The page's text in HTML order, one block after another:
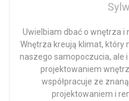
Uwielbiam dbać o wnętrza i
Wnętrza kreują klimat, który
naszego samopoczucia, ale
projektowaniem
współpracuje ze
projektowaniem i